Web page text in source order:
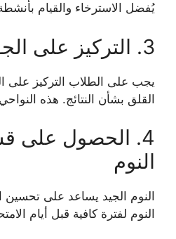
يُفضل الاسترخاء والقيام
3. التركيز على الجوانب الإيجابية
يجب على الطلاب التركيز على
القلق بشأن النتائج. هذه
4. الحصول
النوم
النوم الجيد يساعد على تحسين
النوم لفترة كافية قبل أيام